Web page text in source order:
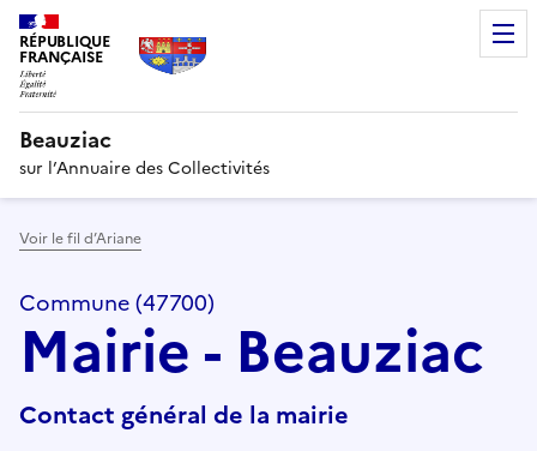
RÉPUBLIQUE
FRANÇAISE
Beauziac
sur l’Annuaire des Collectivités
Voir le fil d’Ariane
Commune (47700)
Mairie - Beauziac
Contact général de la mairie